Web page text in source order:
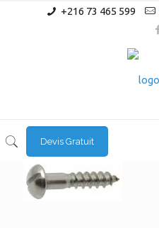
+216 73 465 599
Devis Gratuit